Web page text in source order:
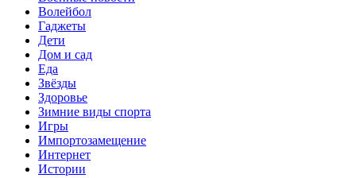
Волейбол
Гаджеты
Дети
Дом и сад
Еда
Звёзды
Здоровье
Зимние виды спорта
Игры
Импортозамещение
Интернет
Истории